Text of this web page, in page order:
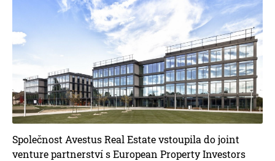
Společnost Avestus Real Estate vstoupila do joint
venture partnerství s European Property Investors